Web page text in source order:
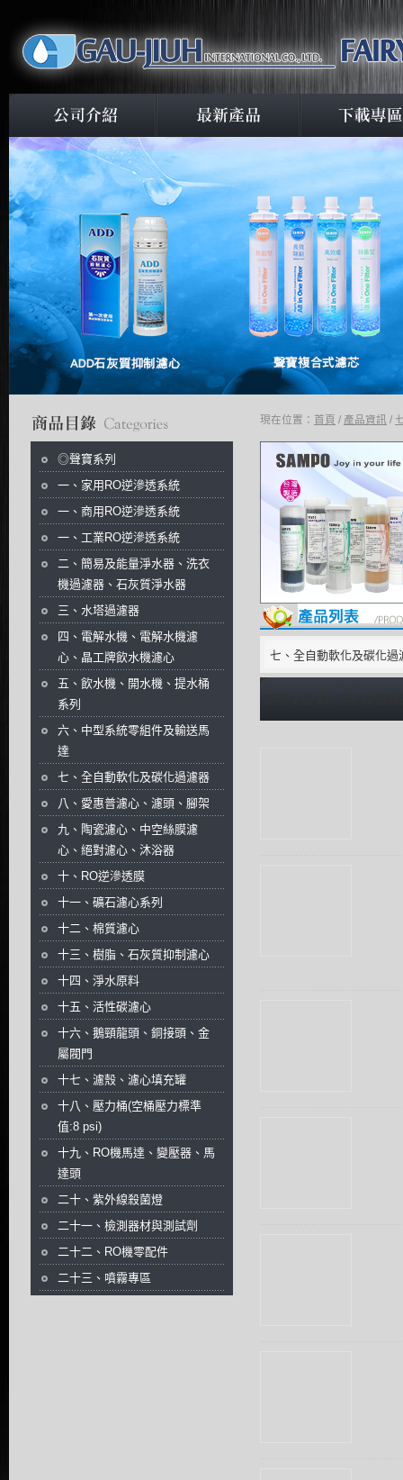
商品分類目錄
◎聲寶系列
一、家用RO逆滲透系統
一、商用RO逆滲透系統
一、工業RO逆滲透系統
二、簡易及能量淨水器、洗衣
機過濾器、石灰質淨水器
三、水塔過濾器
四、電解水機、電解水機濾
心、晶工牌飲水機濾心
五、飲水機、開水機、提水桶
系列
六、中型系統零組件及輸送馬
達
七、全自動軟化及碳化過濾器
八、愛惠普濾心、濾頭、腳架
九、陶瓷濾心、中空絲膜濾
心、絕對濾心、沐浴器
十、RO逆滲透膜
十一、礦石濾心系列
十二、棉質濾心
十三、樹脂、石灰質抑制濾心
十四、淨水原料
十五、活性碳濾心
十六、鵝頸龍頭、銅接頭、金
屬閥門
十七、濾殼、濾心填充罐
十八、壓力桶(空桶壓力標準
值:8 psi)
十九、RO機馬達、變壓器、馬
達頭
二十、紫外線殺菌燈
二十一、檢測器材與測試劑
二十二、RO機零配件
二十三、噴霧專區
現在位置： 首頁 / 產品資訊 /
七、全自動軟化及碳化過